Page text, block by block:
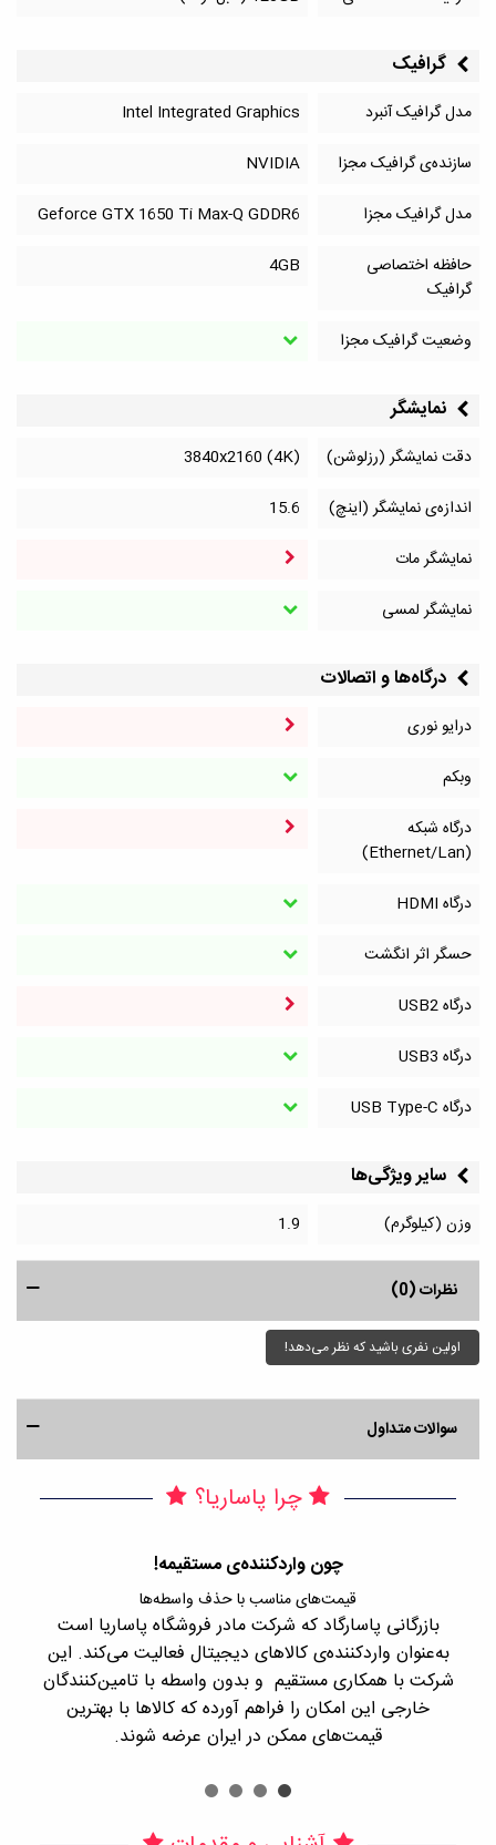
گرافیک
مدل گرافیک آنبرد
Intel Integrated Graphics
سازنده‌ی گرافیک مجزا
NVIDIA
مدل گرافیک مجزا
Geforce GTX 1650 Ti Max-Q GDDR6
حافظه اختصاصی
گرافیک
4GB
وضعیت گرافیک مجزا
نمایشگر
دقت نمایشگر (رزلوشن)
3840x2160 (4K)
اندازه‌ی نمایشگر (اینچ)
15.6
نمایشگر مات
نمایشگر لمسی
درگاه‌ها و اتصالات
درایو نوری
وبکم
درگاه شبکه
(Ethernet/Lan)
درگاه HDMI
حسگر اثر انگشت
درگاه‌ USB2
درگاه‌ USB3
درگاه‌ USB Type-C
سایر ویژگی‌ها
وزن (کیلوگرم) 1.9
نظرات (0)
اولین نفری باشید که نظر می‌دهد!
سوالات متداول
چرا پاساریا؟
چون واردکننده‌ی مستقیمه!
قیمت‌های مناسب با حذف واسطه‌ها
بازرگانی پاسارگاد که شرکت مادر فروشگاه پاساریا است
به‌عنوان واردکننده‌ی کالاهای دیجیتال فعالیت می‌کند. این
شرکت با همکاری مستقیم و بدون واسطه با تامین‌کنندگان
خارجی این امکان را فراهم آورده که کالاها با بهترین
قیمت‌های ممکن در ایران عرضه شوند.